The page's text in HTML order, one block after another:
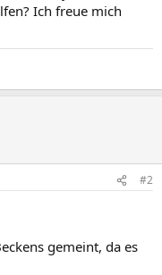
Ich freue mich
#2
gemeint, da es